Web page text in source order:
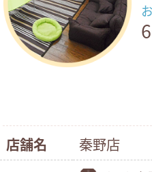
店舗名 秦野店